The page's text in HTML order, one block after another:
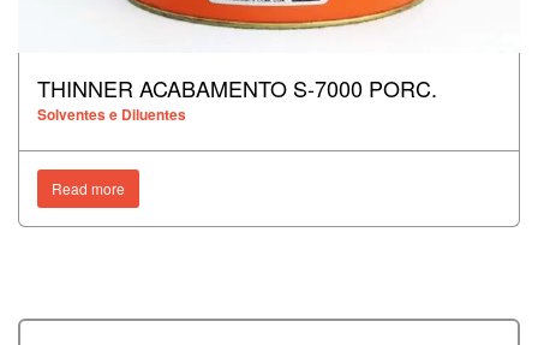
THINNER ACABAMENTO S-7000 PORC.
Solventes e Diluentes
Read more